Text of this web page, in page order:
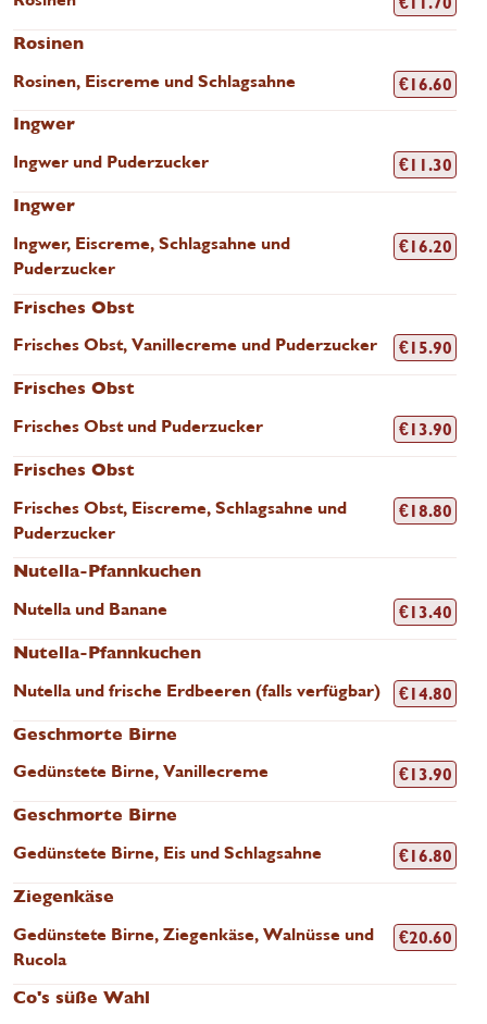
Rosinen
Rosinen, Eiscreme und Schlagsahne
€16.60
Ingwer
Ingwer und Puderzucker
€11.30
Ingwer
Ingwer, Eiscreme, Schlagsahne und
Puderzucker
€16.20
Frisches Obst
Frisches Obst, Vanillecreme und Puderzucker
€15.90
Frisches Obst
Frisches Obst und Puderzucker
€13.90
Frisches Obst
Frisches Obst, Eiscreme, Schlagsahne und
Puderzucker
€18.80
Nutella-Pfannkuchen
Nutella und Banane
€13.40
Nutella-Pfannkuchen
Nutella und frische Erdbeeren (falls verfügbar)
€14.80
Geschmorte Birne
Gedünstete Birne, Vanillecreme
€13.90
Geschmorte Birne
Gedünstete Birne, Eis und Schlagsahne
€16.80
Ziegenkäse
Gedünstete Birne, Ziegenkäse, Walnüsse und
Rucola
€20.60
Co's süße Wahl